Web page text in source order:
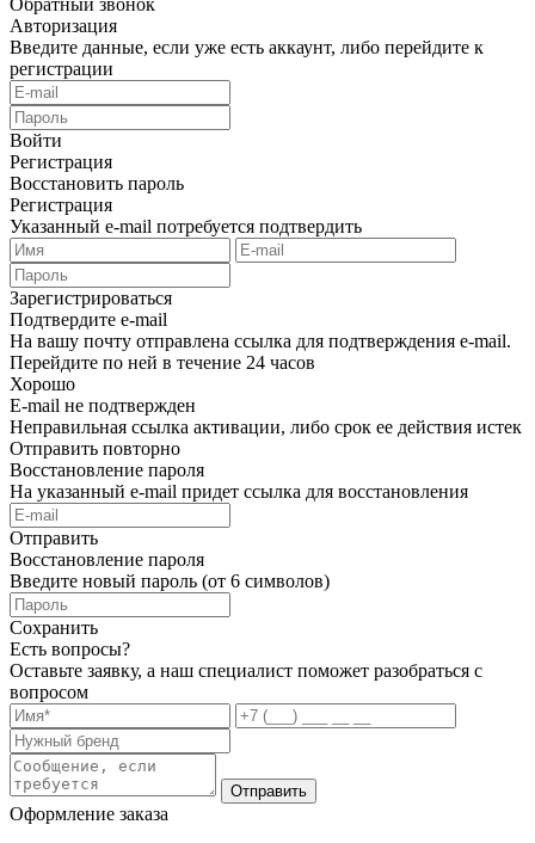
Авторизация
Введите данные, если уже есть аккаунт, либо перейдите к
регистрации
Войти
Регистрация
Восстановить пароль
Регистрация
Указанный e-mail потребуется подтвердить
Зарегистрироваться
Подтвердите e-mail
На вашу почту отправлена ссылка для подтверждения e-mail.
Перейдите по ней в течение 24 часов
Хорошо
E-mail не подтвержден
Неправильная ссылка активации, либо срок ее действия истек
Отправить повторно
Восстановление пароля
На указанный e-mail придет ссылка для восстановления
Отправить
Восстановление пароля
Введите новый пароль (от 6 символов)
Сохранить
Есть вопросы?
Оставьте заявку, а наш специалист поможет разобраться с
вопросом
Отправить
Оформление заказа